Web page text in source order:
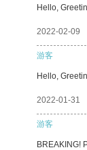
Hello,
2022-02-09
游客
Hello,
2022-01-31
游客
BREAKING!